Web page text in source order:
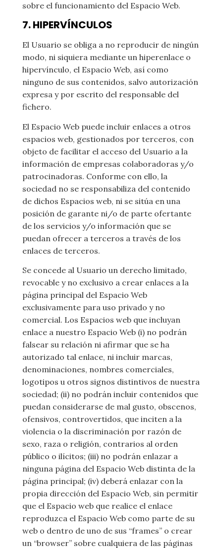
sobre el funcionamiento del Espacio Web.
7. HIPERVÍNCULOS
El Usuario se obliga a no reproducir de ningún
modo, ni siquiera mediante un hiperenlace o
hipervínculo, el Espacio Web, así como
ninguno de sus contenidos, salvo autorización
expresa y por escrito del responsable del
fichero.
El Espacio Web puede incluir enlaces a otros
espacios web, gestionados por terceros, con
objeto de facilitar el acceso del Usuario a la
información de empresas colaboradoras y/o
patrocinadoras. Conforme con ello, la
sociedad no se responsabiliza del contenido
de dichos Espacios web, ni se sitúa en una
posición de garante ni/o de parte ofertante
de los servicios y/o información que se
puedan ofrecer a terceros a través de los
enlaces de terceros.
Se concede al Usuario un derecho limitado,
revocable y no exclusivo a crear enlaces a la
página principal del Espacio Web
exclusivamente para uso privado y no
comercial. Los Espacios web que incluyan
enlace a nuestro Espacio Web (i) no podrán
falsear su relación ni afirmar que se ha
autorizado tal enlace, ni incluir marcas,
denominaciones, nombres comerciales,
logotipos u otros signos distintivos de nuestra
sociedad; (ii) no podrán incluir contenidos que
puedan considerarse de mal gusto, obscenos,
ofensivos, controvertidos, que inciten a la
violencia o la discriminación por razón de
sexo, raza o religión, contrarios al orden
público o ilícitos; (iii) no podrán enlazar a
ninguna página del Espacio Web distinta de la
página principal; (iv) deberá enlazar con la
propia dirección del Espacio Web, sin permitir
que el Espacio web que realice el enlace
reproduzca el Espacio Web como parte de su
web o dentro de uno de sus “frames” o crear
un “browser” sobre cualquiera de las páginas